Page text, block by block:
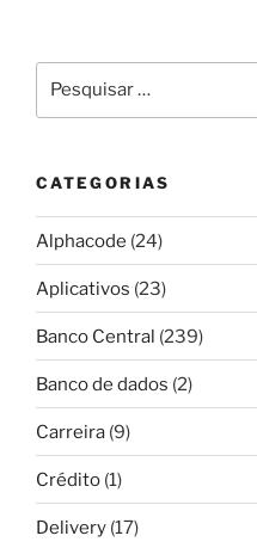
por:
CATEGORIAS
Alphacode (24)
Aplicativos (23)
Banco Central (239)
Banco de dados (2)
Carreira (9)
Crédito (1)
Delivery (17)